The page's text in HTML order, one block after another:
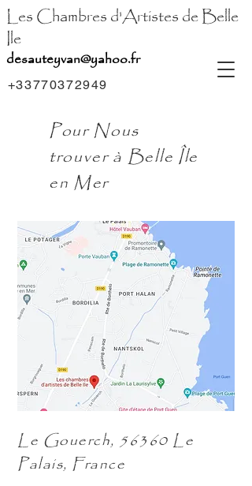
Les Chambres d'Artistes de Belle
Ile
+33770372949
desauteyvan@yahoo.fr
Pour Nous
trouver à Belle Île
en Mer
Le Gouerch, 56360 Le
Palais, France